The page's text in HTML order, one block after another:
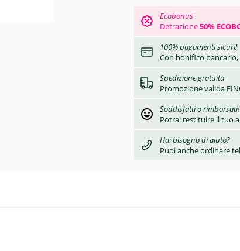
Ecobonus
Detrazione50%
100% pagamenti sicuri!
Con bonifico bancario,
Spedizione gratuita
Promozione valida
Soddisfatti o rimborsati!
Potrai restituire il tuo
Hai bisogno di aiuto?
Puoi anche ordinare